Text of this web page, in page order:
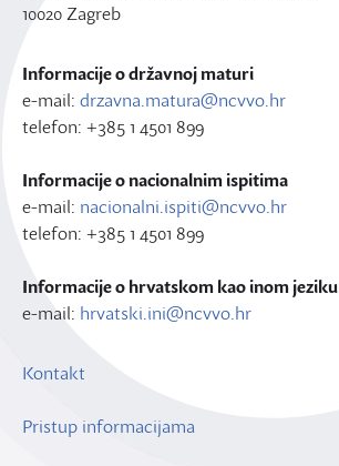
10020 Zagreb
Informacije o državnoj maturi
e-mail: drzavna.matura@ncvvo.hr
telefon: +385 1 4501 899
Informacije o nacionalnim ispitima
e-mail: nacionalni.ispiti@ncvvo.hr
telefon: +385 1 4501 899
Informacije o hrvatskom kao inom jeziku
e-mail: hrvatski.ini@ncvvo.hr
Kontakt
Pristup informacijama